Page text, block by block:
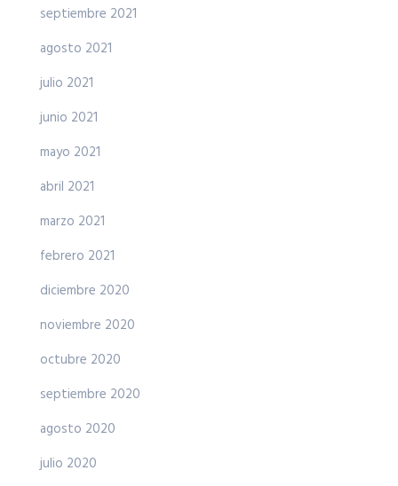
septiembre 2021
agosto 2021
julio 2021
junio 2021
mayo 2021
abril 2021
marzo 2021
febrero 2021
diciembre 2020
noviembre 2020
octubre 2020
septiembre 2020
agosto 2020
julio 2020